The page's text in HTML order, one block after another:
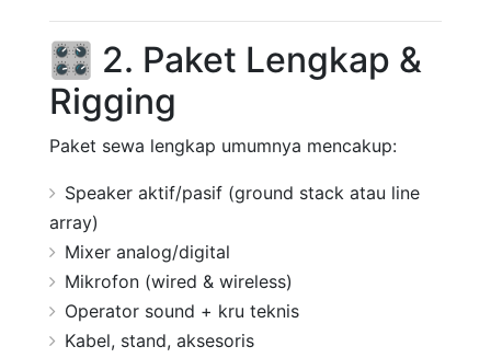
🎛️ 2. Paket Lengkap &
Rigging
Paket sewa lengkap umumnya mencakup:
Speaker aktif/pasif (ground stack atau line
array)
Mixer analog/digital
Mikrofon (wired & wireless)
Operator sound + kru teknis
Kabel, stand, aksesoris